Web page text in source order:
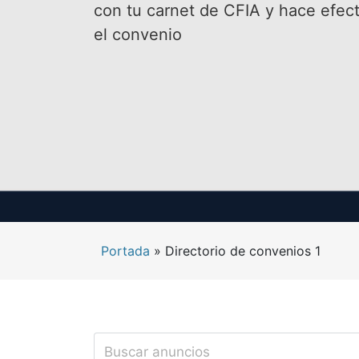
con tu carnet de CFIA y hace
el convenio
Portada » Directorio de convenios 1